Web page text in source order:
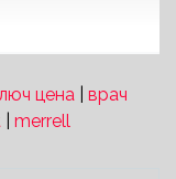
цена
врач
merrell